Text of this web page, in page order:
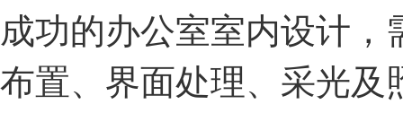
成功的办公室室内设计，
布置、界面处理、采光及